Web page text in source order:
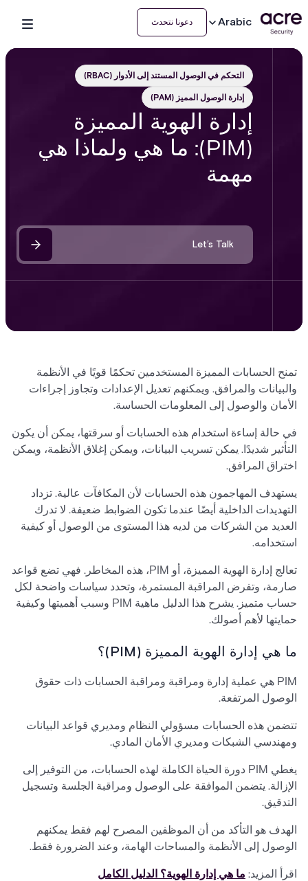
Arabic دعونا نتحدث
التحكم في الوصول المستند إلى الأدوار (RBAC)
إدارة الوصول المميز (PAM)
إدارة الهوية المميزة
(PIM): ما هي ولماذا هي
مهمة
Let’s Talk
تمنح الحسابات المميزة المستخدمين تحكمًا قويًا في الأنظمة
والبيانات والمرافق. ويمكنهم تعديل الإعدادات وتجاوز إجراءات
الأمان والوصول إلى المعلومات الحساسة.
في حالة إساءة استخدام هذه الحسابات أو سرقتها، يمكن أن يكون
التأثير شديدًا. يمكن تسريب البيانات، ويمكن إغلاق الأنظمة، ويمكن
اختراق المرافق.
يستهدف المهاجمون هذه الحسابات لأن المكافآت عالية. تزداد
التهديدات الداخلية أيضًا عندما تكون الضوابط ضعيفة. لا تدرك
العديد من الشركات من لديه هذا المستوى من الوصول أو كيفية
استخدامه.
تعالج إدارة الهوية المميزة، أو PIM، هذه المخاطر. فهي تضع قواعد
صارمة، وتفرض المراقبة المستمرة، وتحدد سياسات واضحة لكل
حساب متميز. يشرح هذا الدليل ماهية PIM وسبب أهميتها وكيفية
حمايتها لأهم أصولك.
ما هي إدارة الهوية المميزة (PIM)؟
PIM هي عملية إدارة ومراقبة ومراقبة الحسابات ذات حقوق
الوصول المرتفعة.
تتضمن هذه الحسابات مسؤولي النظام ومديري قواعد البيانات
ومهندسي الشبكات ومديري الأمان المادي.
يغطي PIM دورة الحياة الكاملة لهذه الحسابات، من التوفير إلى
الإزالة. يتضمن الموافقة على الوصول ومراقبة الجلسة وتسجيل
التدقيق.
الهدف هو التأكد من أن الموظفين المصرح لهم فقط يمكنهم
الوصول إلى الأنظمة والمساحات الهامة، وعند الضرورة فقط.
اقرأ المزيد: ما هي إدارة الهوية؟ الدليل الكامل